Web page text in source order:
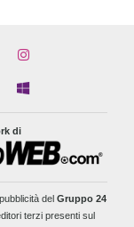
di
del Gruppo 24
terzi presenti sul